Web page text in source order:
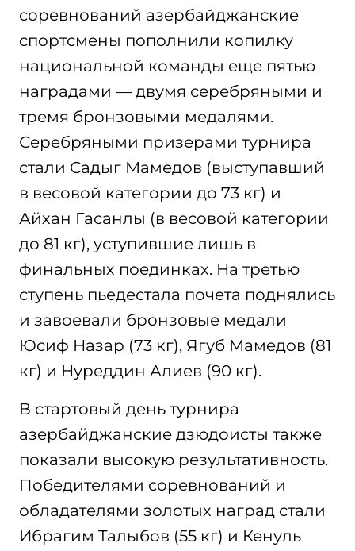
соревнований азербайджанские
спортсмены пополнили копилку
национальной команды еще пятью
наградами — двумя серебряными и
тремя бронзовыми медалями.
Серебряными призерами турнира
стали Садыг Мамедов (выступавший
в весовой категории до 73 кг) и
Айхан Гасанлы (в весовой категории
до 81 кг), уступившие лишь в
финальных поединках. На третью
ступень пьедестала почета поднялись
и завоевали бронзовые медали
Юсиф Назар (73 кг), Ягуб Мамедов (81
кг) и Нуреддин Алиев (90 кг).
В стартовый день турнира
азербайджанские дзюдоисты также
показали высокую результативность.
Победителями соревнований и
обладателями золотых наград стали
Ибрагим Талыбов (55 кг) и Кенуль